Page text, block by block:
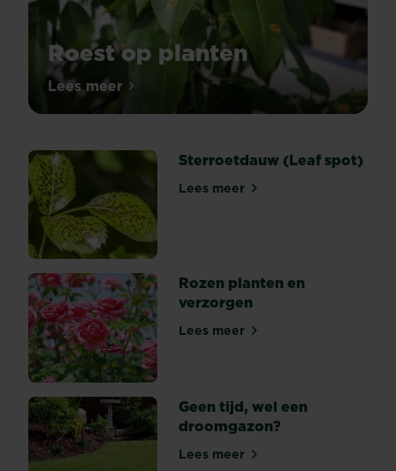
Roest op planten
Omschrijving
een
vochtige
omgeving.
Deze
schimmel
ontwikkelt
zich
op
bladeren,
maar
ook
op
de
stam.
Wordt
gekenmerkt
Lees meerRoest op planten
Sterroetdauw (Leaf spot)
Lees meerSterroetdauw (Leaf spot)
Rozen planten en
verzorgen
Lees meerRozen planten en
Geen tijd, wel een
droomgazon?
Lees meerGeen tijd, wel een